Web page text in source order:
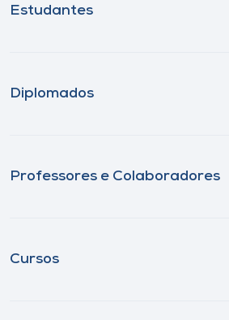
Estudantes
Diplomados
Professores e Colaboradores
Cursos